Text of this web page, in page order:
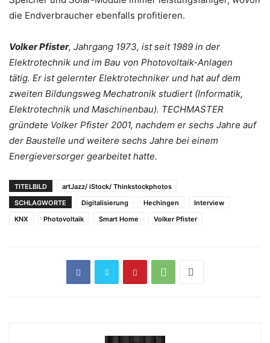
die Endverbraucher ebenfalls profitieren.
Volker Pfister, Jahrgang 1973, ist seit 1989 in der
Elektrotechnik und im Bau von Photovoltaik-Anlagen
tätig. Er ist gelernter Elektrotechniker und hat auf dem
zweiten Bildungsweg Mechatronik studiert (Informatik,
Elektrotechnik und Maschinenbau). TECHMASTER
gründete Volker Pfister 2001, nachdem er sechs Jahre auf
der Baustelle und weitere sechs Jahre bei einem
Energieversorger gearbeitet hatte.
TITELBILD
artJazz/ iStock/ Thinkstockphotos
SCHLAGWORTE
Digitalisierung Hechingen
Interview
KNX
Photovoltaik Smart Home Volker Pfister